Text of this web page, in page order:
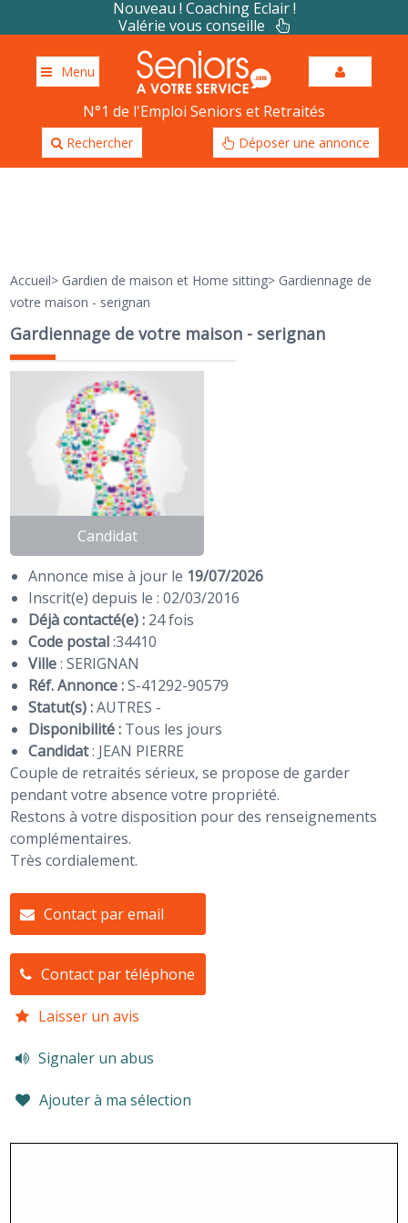
Nouveau ! Coaching Eclair !
Valérie vous conseille
Menu
N°1 de l'Emploi Seniors et Retraités
Rechercher Déposer une annonce
Accueil> Gardien de maison et Home sitting> Gardiennage de
votre maison - serignan
Gardiennage de votre maison - serignan
Candidat
Annonce mise à jour le 19/07/2026
Inscrit(e) depuis le : 02/03/2016
Déjà contacté(e) : 24 fois
Code postal:34410
Ville: SERIGNAN
Réf. Annonce :S-41292-90579
Statut(s) :AUTRES -
Disponibilité : Tous les jours
Candidat: JEAN PIERRE
Couple de retraités sérieux, se propose de garder
pendant votre absence votre propriété.
Restons à votre disposition pour des renseignements
complémentaires.
Très cordialement.
Contact par email
Contact par téléphone
Laisser un avis
Signaler un abus
Ajouter à ma sélection